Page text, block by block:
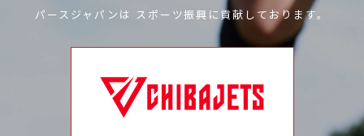
パースジャパンは スポーツ振興に貢献しております。